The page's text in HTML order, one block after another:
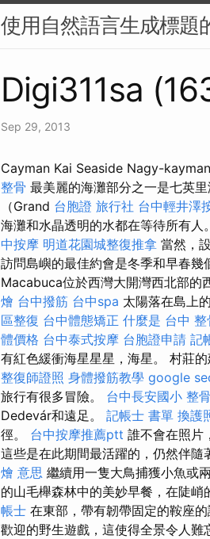
使用自然語言生成標題
Digi311sa
Sep 29, 2013
Cayman Kai Seaside Nagy-kayman
整骨 最美麗的海灘部分之一是七英里
（Grand 台胞證 旅行社 台中輕井澤
海灘和水晶透明的水都在等待所有人
中按摩 明道花園城整復推拿 當然，
訪問島嶼的最佳約會是冬季和早春幾
Macabuca位於西灣大開灣西北部的
燴 台中撥筋 台中spa 太陽落在島上
區整復 台中體態矯正 什麼是 台中
體價格 台中泰式按摩 台胞證申請 記
有紅色緩衝海星星星，海星。 村莊
整復師證照 身體撥筋教學 google
旅行有很多冒險。 台中長安國小 整骨
Dedevár和遠足。 記帳士 書單 換護
徑。 台中按摩推薦ptt 誰不會在照片
這些是在此期間最活躍的，仍然伴隨
燴 意思 繼續用一隻大鳥捕獲小魚或
的山毛櫸森林中的美妙早餐，在陡峭
帳士 在東部，帶有韌帶固定的鞍座
歡迎的野生遊戲，這使得全景令人難